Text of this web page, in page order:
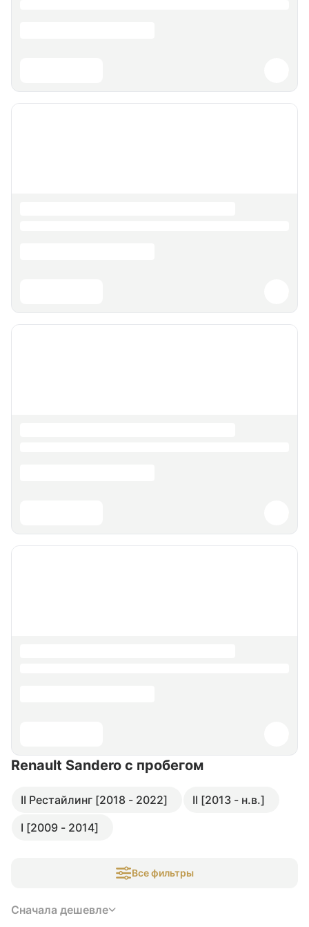
Renault Sandero с пробегом
II Рестайлинг [2018 - 2022]
II [2013 - н.в.]
I [2009 - 2014]
Все фильтры
Сначала дешевле